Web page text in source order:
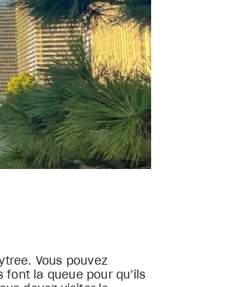
Vous pouvez
la queue pour qu’ils